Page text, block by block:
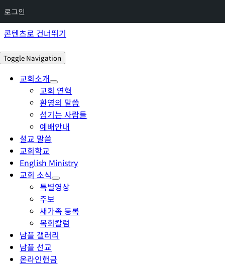
로그인
콘텐츠로 건너뛰기
Toggle Navigation
교회소개
교회 연혁
환영의 말씀
섬기는 사람들
예배안내
설교 말씀
교회학교
English Ministry
교회 소식
특별영상
주보
새가족 등록
목회칼럼
남플 갤러리
남플 선교
온라인헌금